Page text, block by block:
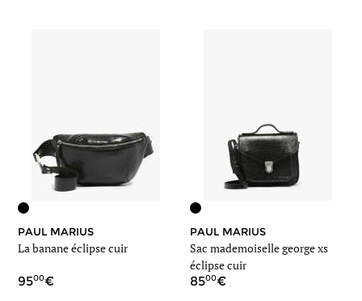
PAUL MARIUS
La banane éclipse cuir
9500
PAUL MARIUS
Sac mademoiselle george xs
éclipse cuir
8500